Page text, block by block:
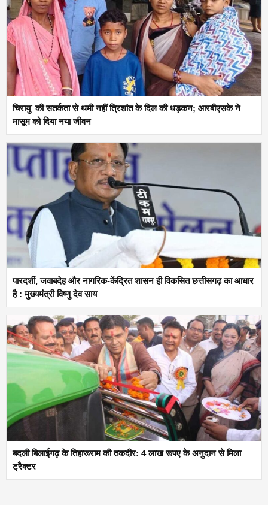
चिरायु’ की सतर्कता से थमी नहीं त्रिशांत के दिल की धड़कन; आरबीएसके ने
मासूम को दिया नया जीवन
पारदर्शी, जवाबदेह और नागरिक-केंद्रित शासन ही विकसित छत्तीसगढ़ का आधार
है : मुख्यमंत्री विष्णु देव साय
बदली बिलाईगढ़ के तिहारूराम की तकदीर: 4 लाख रूपए के अनुदान से मिला
ट्रैक्टर